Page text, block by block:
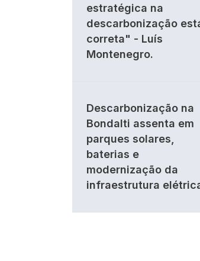
estratégica na
descarbonização
correta" - Luís
Montenegro.
Descarbonização na
Bondalti assenta em
parques solares,
baterias e
modernização da
infraestrutura